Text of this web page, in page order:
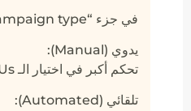
في جزء “Campaign type”، عندك اختيارين:
يدوي (Manual):
تحكم أكبر في اختيار الـ SKUs وكمان الاستهداف بالكلمات المفتاحية أو المنتجات.
تلقائي (Automated):